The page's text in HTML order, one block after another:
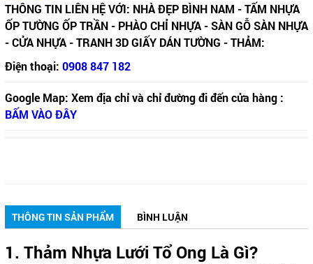
THÔNG TIN LIÊN HỆ VỚI: NHÀ ĐẸP BÌNH NAM - TẤM NHỰA
ỐP TƯỜNG ỐP TRẦN - PHÀO CHỈ NHỰA - SÀN GỖ SÀN NHỰA
- CỬA NHỰA - TRANH 3D GIẤY DÁN TƯỜNG - THẢM:
Điện thoại: 0908 847 182
Google Map: Xem địa chỉ và chỉ đường đi đến cửa hàng :
BẤM VÀO ĐÂY
THÔNG TIN SẢN PHẨM BÌNH LUẬN
1. Thảm Nhựa Lưới Tổ Ong Là Gì?